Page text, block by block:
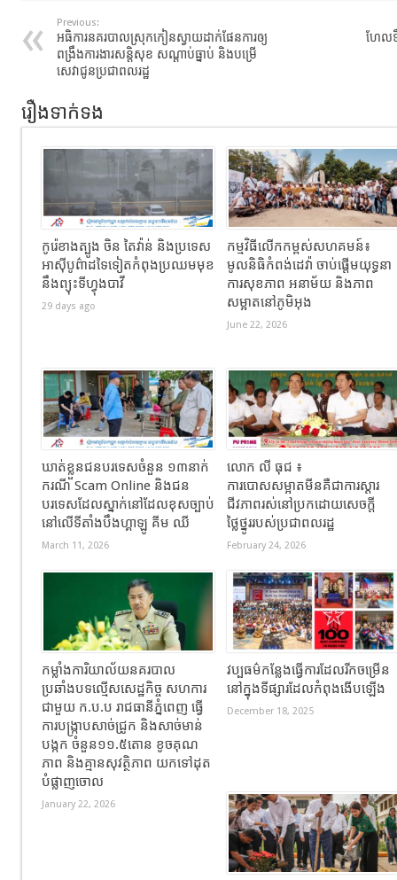
Previous:
អធិការនគរបាលស្រុកកៀនស្វាយដាក់ផែនការឲ្យ
ពង្រឹងការងារសន្តិសុខ សណ្តាប់ធ្នាប់ និងបម្រើ
សេវាជូនប្រជាពលរដ្ឋ
ហែលទឹ
រឿងទាក់ទង
កូរ៉េខាងត្បូង ចិន តៃវ៉ាន់ និងប្រទេស
អាស៊ីបូព៌ាដទៃទៀតកំពុងប្រឈមមុខ
នឹងព្យុះទីហ្វុងបាវី
29 days ago
កម្មវិធីលើកកម្ពស់សហគមន៍៖
មូលនិធិកំពង់ដេវ៉ា ចាប់ផ្តើមយុទ្ធនា
ការសុខភាព អនាម័យ និងភាព
សម្អាតនៅភូមិអុង
June 22, 2026
ឃាត់ខ្លួនជនបរទេសចំនួន ១៣នាក់
ករណី Scam Online និងជន
បរទេសដែលស្នាក់នៅដែលខុសច្បាប់
នៅលើទីតាំងបឹងហ្គាឡូ គីម ឈី
March 11, 2026
លោក លី ធុជ ៖
ការបោសសម្អាតមីនគឺជាការស្តារ
ជីវភាពរស់នៅប្រកដោយសេចក្តី
ថ្លៃថ្នូររបស់ប្រជាពលរដ្ឋ
February 24, 2026
កម្លាំងការិយាល័យនគរបាល
ប្រឆាំងបទល្មើសសេដ្ឋកិច្ច សហការ
ជាមួយ ក.ប.ប រាជធានីភ្នំពេញ ធ្វើ
ការបង្ក្រាបសាច់ជ្រូក និងសាច់មាន់
បង្កក ចំនួន១១.៥តោន ខូចគុណ
ភាព និងគ្មានសុវត្ថិភាព យកទៅដុត
បំផ្លាញចោល
January 22, 2026
វប្បធម៌កន្លែងធ្វើការដែលរីកចម្រើន
នៅក្នុងទីផ្សារដែលកំពុងងើបឡើង
December 18, 2025